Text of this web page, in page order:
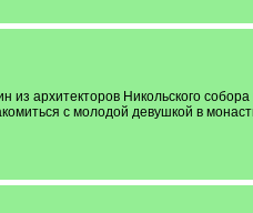
архитекторов Никольского
с молодой девушкой в